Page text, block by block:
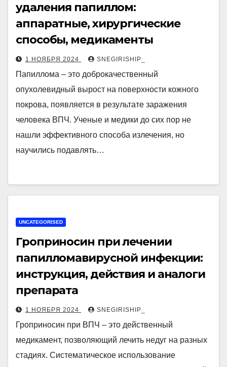
удаления папиллом:
аппаратные, хирургические
способы, медикаменты
1 НОЯБРЯ 2024 SNEGIRISHIP_
Папиллома – это доброкачественный
опухолевидный вырост на поверхности кожного
покрова, появляется в результате заражения
человека ВПЧ. Ученые и медики до сих пор не
нашли эффективного способа излечения, но
научились подавлять…
UNCATEGORISED
Гроприносин при лечении
папилломавирусной инфекции:
инструкция, действия и аналоги
препарата
1 НОЯБРЯ 2024 SNEGIRISHIP_
Гроприносин при ВПЧ – это действенный
медикамент, позволяющий лечить недуг на разных
стадиях. Систематическое использование